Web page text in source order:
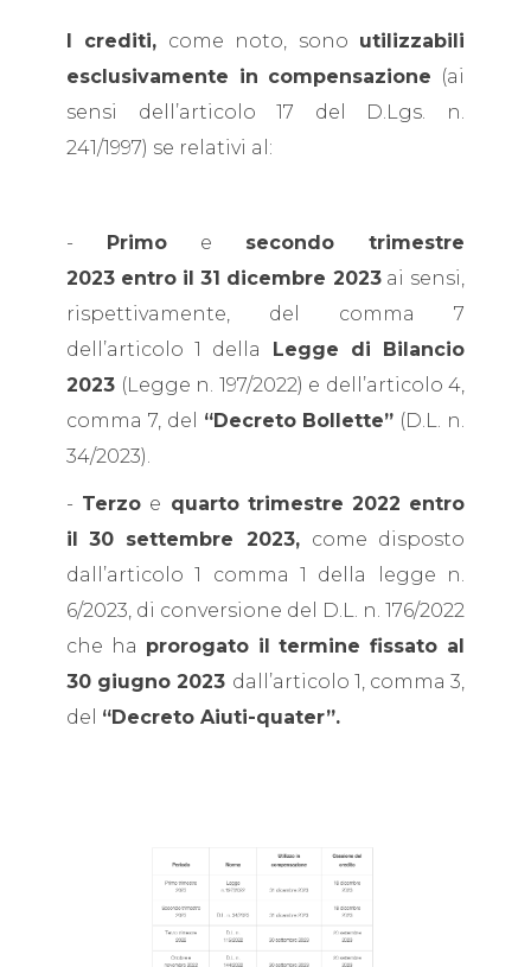
I crediti, come noto, sono utilizzabili
esclusivamente in compensazione (ai
sensi dell’articolo 17 del D.Lgs. n.
241/1997) se relativi al:
- Primoe secondo trimestre
2023 entro il 31 dicembre 2023ai sensi,
rispettivamente, del comma 7
dell’articolo 1 della
Legge di Bilancio
2023 (Legge n. 197/2022) e dell’articolo 4,
comma 7, del “Decreto Bollette” (D.L. n.
34/2023).
- Terzo e quarto trimestre 2022 entro
il
30 settembre 2023, come disposto
dall’articolo 1 comma 1 della legge n.
6/2023, di conversione del D.L. n. 176/2022
che ha prorogato il termine fissato al
30 giugno 2023 dall’articolo 1, comma 3,
del “Decreto Aiuti-quater”.